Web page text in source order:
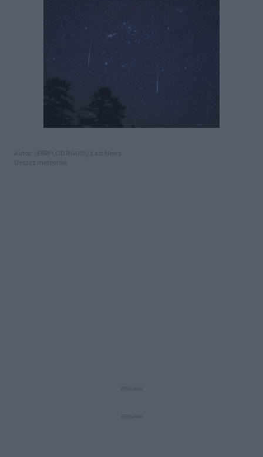
Autor: JERRY LODRIGUSS/ East News
Deszcz meteorów